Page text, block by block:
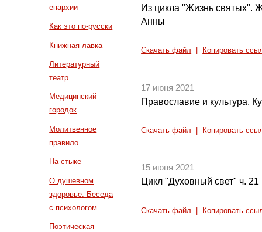
епархии
Как это по-русски
Книжная лавка
Литературный
театр
Медицинский
городок
Молитвенное
правило
На стыке
О душевном
здоровье. Беседа
с психологом
Поэтическая
Из цикла "Жизнь святых".
Анны
Скачать файл Копировать
17 июня 2021
Православие и культура.
Скачать файл Копировать
15 июня 2021
Цикл "Духовный свет" ч. 21
Скачать файл Копировать